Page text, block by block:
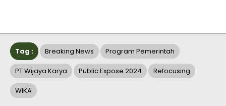
Tag : Breaking News Program Pemerintah
PT Wijaya Karya Public Expose 2024 Refocusing
WIKA